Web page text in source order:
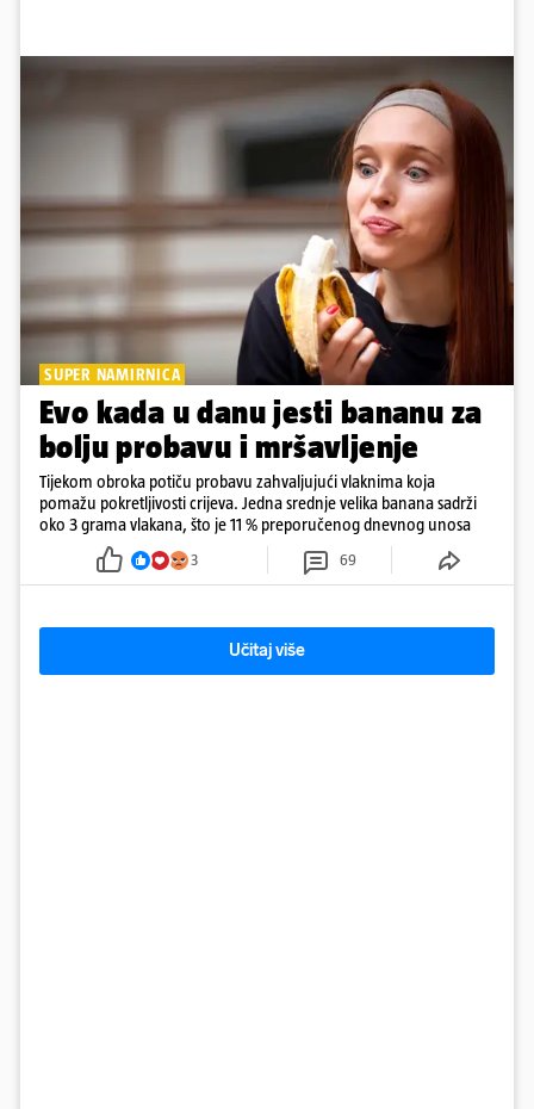
SUPER NAMIRNICA
Evo kada u danu jesti bananu za
bolju probavu i mršavljenje
Tijekom obroka potiču probavu zahvaljujući vlaknima koja
pomažu pokretljivosti crijeva. Jedna srednje velika banana sadrži
oko 3 grama vlakana, što je 11 % preporučenog dnevnog unosa
3 69
Učitaj više